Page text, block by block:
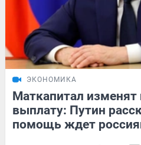
ЭКОНОМИКА
Маткапитал
выплату: Путин
помощь ждет